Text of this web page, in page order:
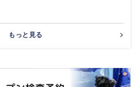
もっと見る